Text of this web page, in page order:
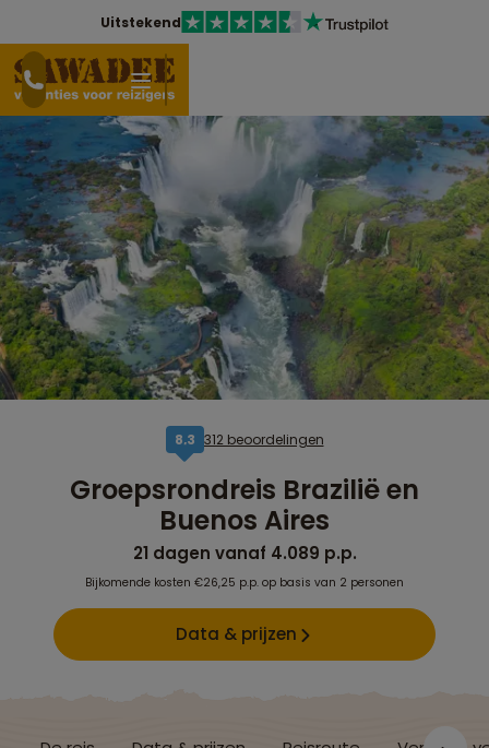
Uitstekend
8,3 312 beoordelingen
Groepsrondreis Brazilië en
Buenos Aires
21 dagen vanaf 4.089 p.p.
Bijkomende kosten €26,25 p.p. op basis van 2 personen
Data & prijzen